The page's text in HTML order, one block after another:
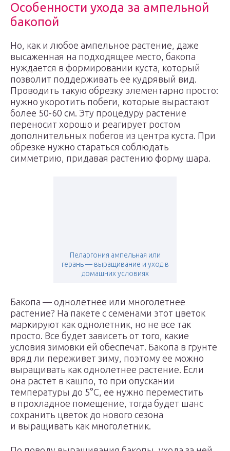
Особенности ухода за ампельной
бакопой
Но, как и любое ампельное растение, даже
высаженная на подходящее место, бакопа
нуждается в формировании куста, который
позволит поддерживать ее кудрявый вид.
Проводить такую обрезку элементарно просто:
нужно укоротить побеги, которые вырастают
более 50-60 см. Эту процедуру растение
переносит хорошо и реагирует ростом
дополнительных побегов из центра куста. При
обрезке нужно стараться соблюдать
симметрию, придавая растению форму шара.
Пеларгония ампельная или
герань — выращивание и уход в
домашних условиях
Бакопа — однолетнее или многолетнее
растение? На пакете с семенами этот цветок
маркируют как однолетник, но не все так
просто. Все будет зависеть от того, какие
условия зимовки ей обеспечат. Бакопа в грунте
вряд ли переживет зиму, поэтому ее можно
выращивать как однолетнее растение. Если
она растет в кашпо, то при опускании
температуры до 5°С, ее нужно переместить
в прохладное помещение, тогда будет шанс
сохранить цветок до нового сезона
и выращивать как многолетник.